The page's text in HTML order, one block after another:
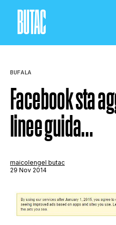
CRONACA E POLITICA
SCIENZA E
SALUTE E MEDICINA
BUFALA
Facebook sta
linee guida…
maicolengel butac
29 Nov 2014